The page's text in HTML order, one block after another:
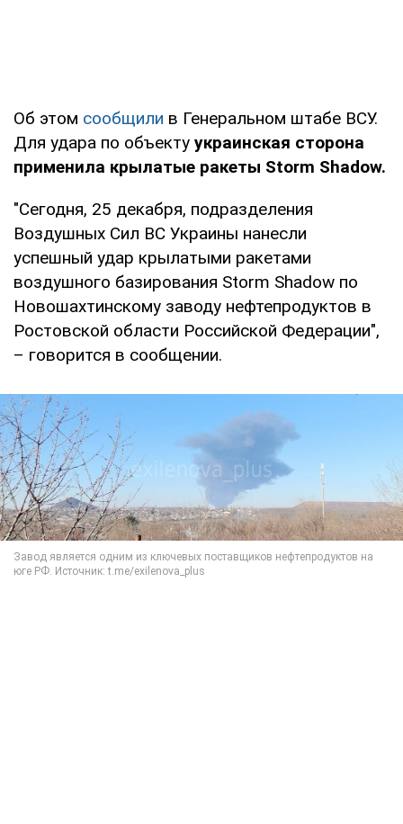
Об этом сообщили в Генеральном штабе ВСУ.
Для удара по объекту украинская сторона
применила крылатые ракеты Storm Shadow.
"Сегодня, 25 декабря, подразделения
Воздушных Сил ВС Украины нанесли
успешный удар крылатыми ракетами
воздушного базирования Storm Shadow по
Новошахтинскому заводу нефтепродуктов в
Ростовской области Российской Федерации",
– говорится в сообщении.